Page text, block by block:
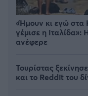
«Ήμουν κι εγώ στα
γέμισε η Ιταλίδα»:
ανέφερε
Τουρίστας
και το Reddit του